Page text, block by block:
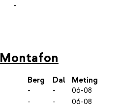
-
Montafon
Berg Dal
Meting
- -
06-08
- -
06-08